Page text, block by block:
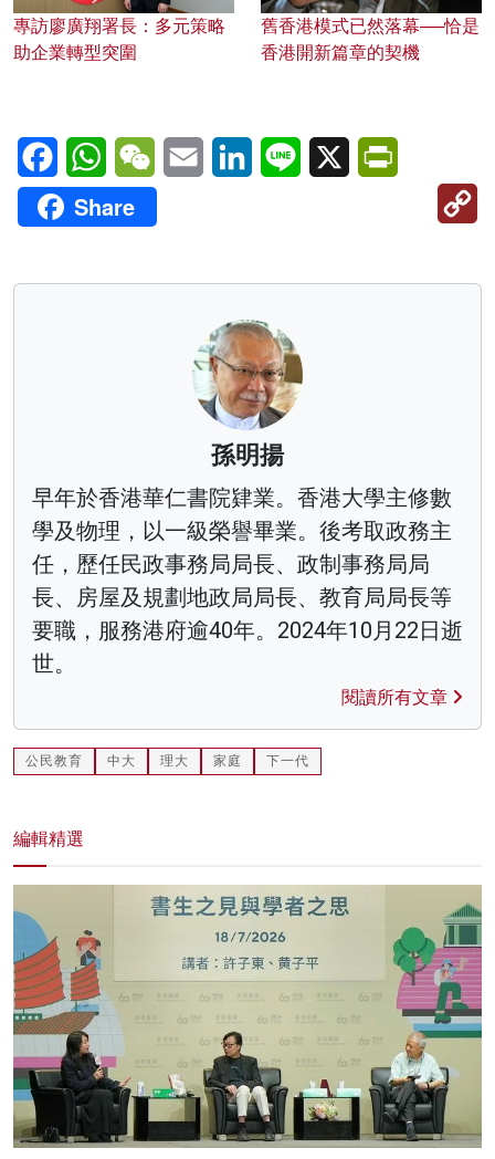
專訪廖廣翔署長：多元策略
助企業轉型突圍
舊香港模式已然落幕──恰是
香港開新篇章的契機
FacebookWhatsAppWeChatEmail LinkedInLine X
Share
孫明揚
早年於香港華仁書院肄業。香港大學主修數
學及物理，以一級榮譽畢業。後考取政務主
任，歷任民政事務局局長、政制事務局局
長、房屋及規劃地政局局長、教育局局長等
要職，服務港府逾40年。2024年10月22日逝
世。
閱讀所有文章
公民教育 中大 理大 家庭 下一代
編輯精選